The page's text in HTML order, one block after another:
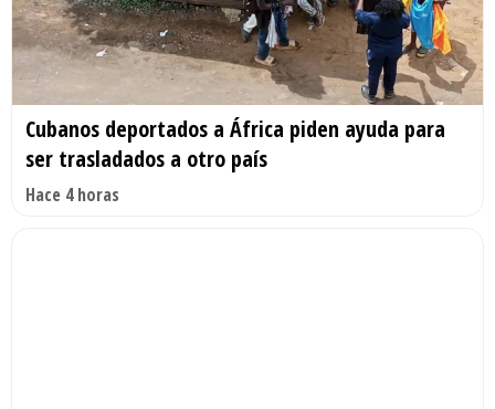
Cubanos deportados a África piden ayuda para
ser trasladados a otro país
Hace 4 horas